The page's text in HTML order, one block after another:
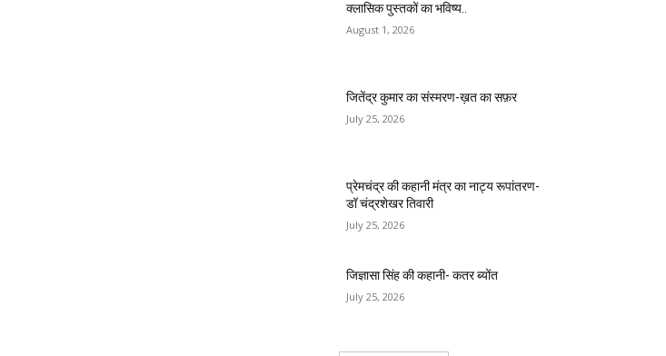
क्लासिक पुस्तकों का भविष्य..
August 1, 2026
जितेंद्र कुमार का संस्मरण-ख़त का सफ़र
July 25, 2026
प्रेमचंद्र की कहानी मंत्र का नाट्य रूपांतरण-
डॉ चंद्रशेखर तिवारी
July 25, 2026
जिज्ञासा सिंह की कहानी- कतर ब्योंत
July 25, 2026